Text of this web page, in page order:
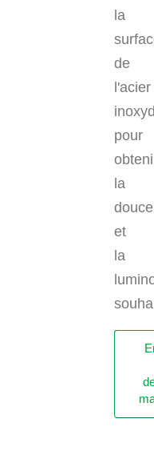
la
de
l'acier
pour
la
et
la